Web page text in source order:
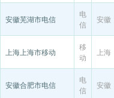
安徽芜湖市电信
电
信
安徽
上海上海市移动
移
动
上海
安徽合肥市电信
电
信
安徽